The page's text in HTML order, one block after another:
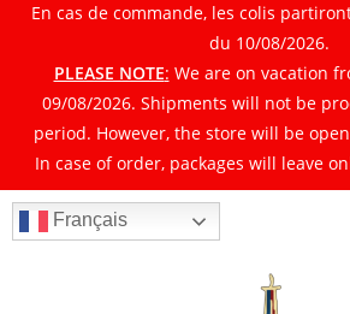
En cas de commande, les colis
du 10/08/2026.
PLEASE NOTE: We are on vacation
09/08/2026. Shipments will not be
period. However, the store will be
In case of order, packages will leave
Français